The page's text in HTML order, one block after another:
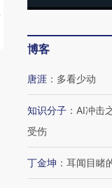
【推广】走进第四届链博
博客
唐涯 ： 多看少动
知识分子 ： AI冲击
受伤
丁金坤 ： 耳闻目睹